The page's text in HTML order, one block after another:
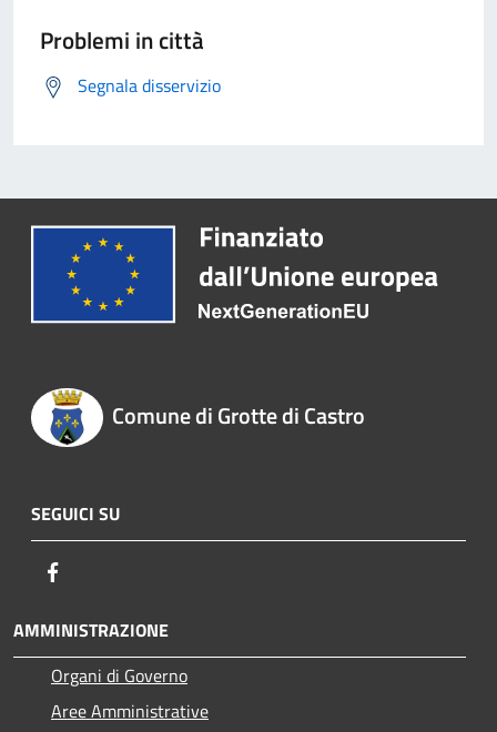
Problemi in città
Segnala disservizio
Comune di Grotte di Castro
SEGUICI SU
AMMINISTRAZIONE
Organi di Governo
Aree Amministrative